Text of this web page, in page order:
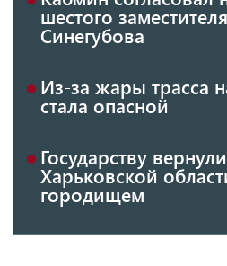
шестого
Синегубова
Из-за жары трасса
стала опасной
Государству
Харьковской
городищем